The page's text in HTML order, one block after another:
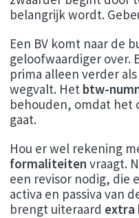
belangrijk wordt.
Een BV komt naar de
geloofwaardiger over.
prima alleen verder
wegvalt. Het btw-
behouden, omdat het
gaat.
Hou er wel rekening
formaliteiten vraagt.
een revisor nodig, die
activa en passiva van
brengt uiteraard extra